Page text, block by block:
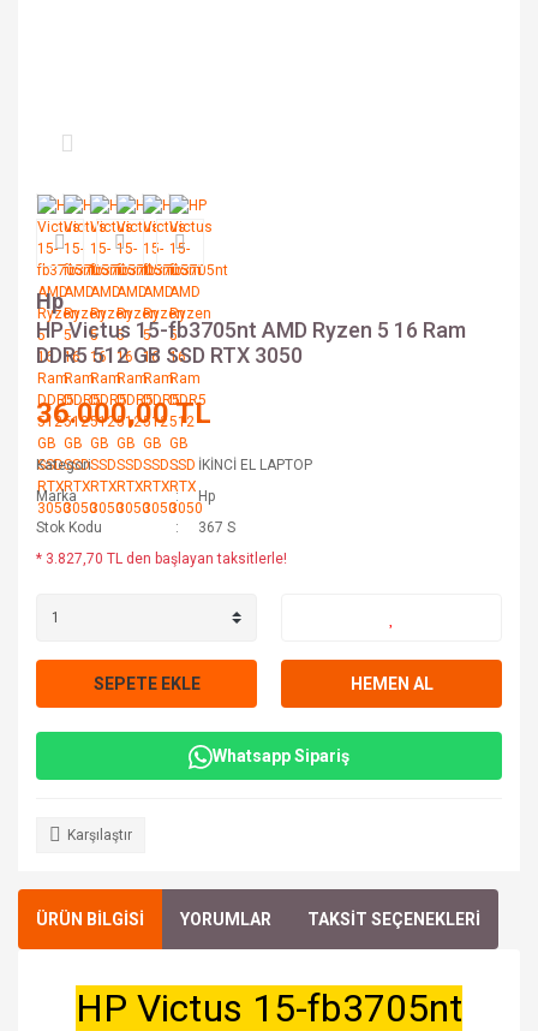
Hp
HP Victus 15-fb3705nt AMD Ryzen 5 16 Ram
DDR5 512 GB SSD RTX 3050
36.000,00 TL
Kategori
İKİNCİ EL LAPTOP
Marka
Hp
Stok Kodu
367 S
* 3.827,70 TL den başlayan taksitlerle!
SEPETE EKLE HEMEN AL
Whatsapp Sipariş
Karşılaştır
ÜRÜN BİLGİSİ YORUMLAR TAKSİT SEÇENEKLERİ
HP Victus 15-fb3705nt